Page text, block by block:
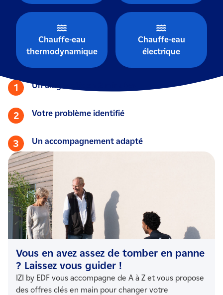
Chauffe-eau
électrique
Chauffe-eau
thermodynamique
1 Un diagnostic en 2 minutes
2 Votre problème identifié
3 Un accompagnement adapté
Vous en avez assez de tomber en panne
? Laissez vous guider !
IZI by EDF vous accompagne de A à Z et vous propose
des offres clés en main pour changer votre